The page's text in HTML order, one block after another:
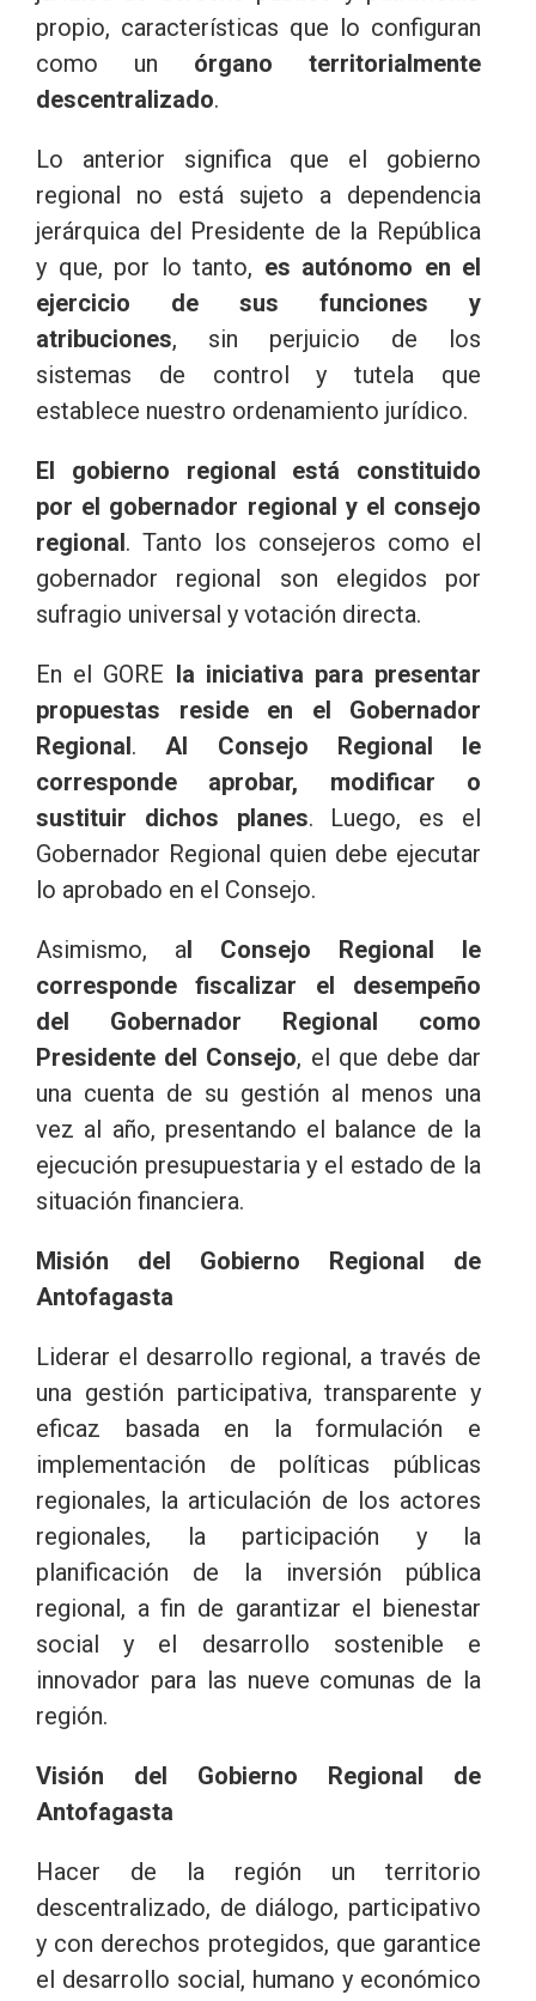
propio, características que lo configuran
como un órgano territorialmente
descentralizado.
Lo anterior significa que el gobierno
regional no está sujeto a dependencia
jerárquica del Presidente de la República
y que, por lo tanto, es autónomo en el
ejercicio de sus funciones y
atribuciones, sin perjuicio de los
sistemas de control y tutela que
establece nuestro ordenamiento jurídico.
El gobierno regional está constituido
por el gobernador regional y el consejo
regional. Tanto los consejeros como el
gobernador regional son elegidos por
sufragio universal y votación directa.
En el GORE la iniciativa para presentar
propuestas reside en el Gobernador
Regional. Al Consejo Regional le
corresponde aprobar, modificar o
sustituir dichos planes. Luego, es el
Gobernador Regional quien debe ejecutar
lo aprobado en el Consejo.
Asimismo, al Consejo Regional le
corresponde fiscalizar el desempeño
del Gobernador Regional como
Presidente del Consejo, el que debe dar
una cuenta de su gestión al menos una
vez al año, presentando el balance de la
ejecución presupuestaria y el estado de la
situación financiera.
Misión del Gobierno Regional de
Antofagasta
Liderar el desarrollo regional, a través de
una gestión participativa, transparente y
eficaz basada en la formulación e
implementación de políticas públicas
regionales, la articulación de los actores
regionales, la participación y la
planificación de la inversión pública
regional, a fin de garantizar el bienestar
social y el desarrollo sostenible e
innovador para las nueve comunas de la
región.
Visión del Gobierno Regional de
Antofagasta
Hacer de la región un territorio
descentralizado, de diálogo, participativo
y con derechos protegidos, que garantice
el desarrollo social, humano y económico